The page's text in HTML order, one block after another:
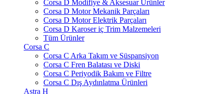
Corsa D Modifiye & Aksesuar Ürünler
Corsa D Motor Mekanik Parçaları
Corsa D Motor Elektrik Parçaları
Corsa D Karoser iç Trim Malzemeleri
Tüm Ürünler
Corsa C
Corsa C Arka Takım ve Süspansiyon
Corsa C Fren Balatası ve Diski
Corsa C Periyodik Bakım ve Filtre
Corsa C Dış Aydınlatma Ürünleri
Astra H